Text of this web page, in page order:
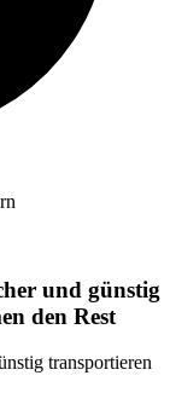
und günstig
den Rest
transportieren